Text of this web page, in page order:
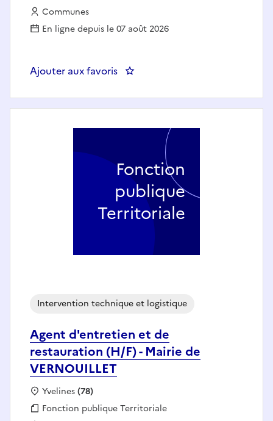
Employeur :
Communes
En ligne depuis le 07 août 2026
Ajouter aux favoris : Agent d'entretien et de
Agent d'entretien et de
restauration (H/F) - Mairie de
VERNOUILLET
Intervention technique et logistique
Localisation :
Yvelines(78)
Fonction publique :
Fonction publique Territoriale
Fonction
publique
Territoriale